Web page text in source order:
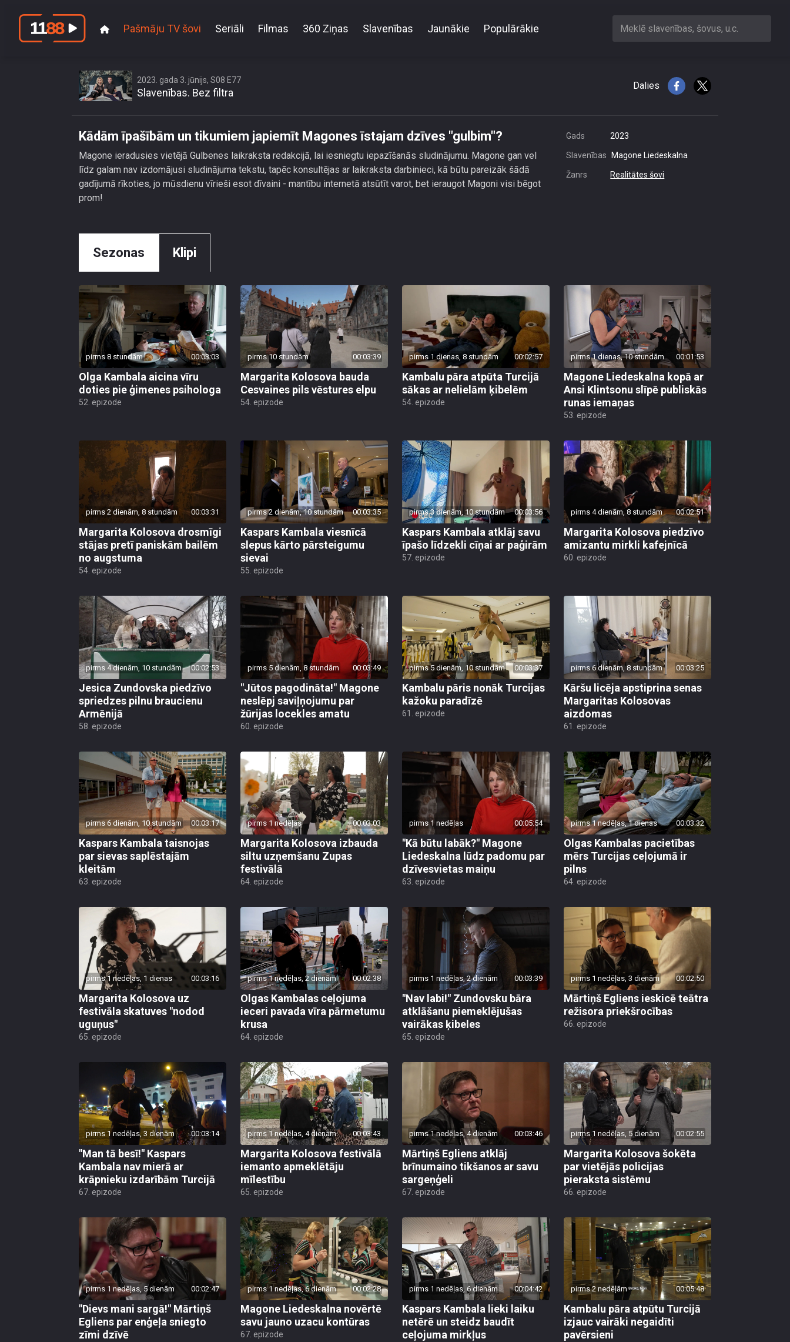
Pašmāju TV šovi Seriāli Filmas 360 Ziņas Slavenības Jaunākie Populārākie Meklē slavenības, šovus, u.c.
2023. gada 3. jūnijs, S08 E77
Slavenības. Bez filtra
Dalies
Kādām īpašībām un tikumiem japiemīt Magones īstajam dzīves "gulbim"?
Magone ieradusies vietējā Gulbenes laikraksta redakcijā, lai iesniegtu iepazīšanās sludinājumu. Magone gan vel
līdz galam nav izdomājusi sludinājuma tekstu, tapēc konsultējas ar laikraksta darbinieci, kā būtu pareizāk šādā
gadījumā rīkoties, jo mūsdienu vīrieši esot dīvaini - mantību internetā atsūtīt varot, bet ieraugot Magoni visi bēgot
prom!
Gads 2023
Slavenības Magone Liedeskalna
Žanrs Realitātes šovi
Sezonas Klipi
pirms 8 stundām 00:03:03
Olga Kambala aicina vīru
doties pie ģimenes psihologa
52. epizode
pirms 10 stundām 00:03:39
Margarita Kolosova bauda
Cesvaines pils vēstures elpu
54. epizode
pirms 1 dienas, 8 stundām 00:02:57
Kambalu pāra atpūta Turcijā
sākas ar nelielām ķibelēm
54. epizode
pirms 1 dienas, 10 stundām 00:01:53
Magone Liedeskalna kopā ar
Ansi Klintsonu slīpē publiskās
runas iemaņas
53. epizode
pirms 2 dienām, 8 stundām 00:03:31
Margarita Kolosova drosmīgi
stājas pretī paniskām bailēm
no augstuma
54. epizode
pirms 2 dienām, 10 stundām 00:03:35
Kaspars Kambala viesnīcā
slepus kārto pārsteigumu
sievai
55. epizode
pirms 3 dienām, 10 stundām 00:03:56
Kaspars Kambala atklāj savu
īpašo līdzekli cīņai ar paģirām
57. epizode
pirms 4 dienām, 8 stundām 00:02:51
Margarita Kolosova piedzīvo
amizantu mirkli kafejnīcā
60. epizode
pirms 4 dienām, 10 stundām 00:02:53
Jesica Zundovska piedzīvo
spriedzes pilnu braucienu
Armēnijā
58. epizode
pirms 5 dienām, 8 stundām 00:03:49
"Jūtos pagodināta!" Magone
neslēpj saviļņojumu par
žūrijas locekles amatu
60. epizode
pirms 5 dienām, 10 stundām 00:03:37
Kambalu pāris nonāk Turcijas
kažoku paradīzē
61. epizode
pirms 6 dienām, 8 stundām 00:03:25
Kāršu licēja apstiprina senas
Margaritas Kolosovas
aizdomas
61. epizode
pirms 6 dienām, 10 stundām 00:03:17
Kaspars Kambala taisnojas
par sievas saplēstajām
kleitām
63. epizode
pirms 1 nedēļas 00:03:03
Margarita Kolosova izbauda
siltu uzņemšanu Zupas
festivālā
64. epizode
pirms 1 nedēļas 00:05:54
"Kā būtu labāk?" Magone
Liedeskalna lūdz padomu par
dzīvesvietas maiņu
63. epizode
pirms 1 nedēļas, 1 dienas 00:03:32
Olgas Kambalas pacietības
mērs Turcijas ceļojumā ir
pilns
64. epizode
pirms 1 nedēļas, 1 dienas 00:03:16
Margarita Kolosova uz
festivāla skatuves "nodod
uguņus"
65. epizode
pirms 1 nedēļas, 2 dienām 00:02:38
Olgas Kambalas ceļojuma
ieceri pavada vīra pārmetumu
krusa
64. epizode
pirms 1 nedēļas, 2 dienām 00:03:39
"Nav labi!" Zundovsku bāra
atklāšanu piemeklējušas
vairākas ķibeles
65. epizode
pirms 1 nedēļas, 3 dienām 00:02:50
Mārtiņš Egliens ieskicē teātra
režisora priekšrocības
66. epizode
pirms 1 nedēļas, 3 dienām 00:03:14
"Man tā besī!" Kaspars
Kambala nav mierā ar
krāpnieku izdarībām Turcijā
67. epizode
pirms 1 nedēļas, 4 dienām 00:03:43
Margarita Kolosova festivālā
iemanto apmeklētāju
mīlestību
65. epizode
pirms 1 nedēļas, 4 dienām 00:03:46
Mārtiņš Egliens atklāj
brīnumaino tikšanos ar savu
sargeņģeli
67. epizode
pirms 1 nedēļas, 5 dienām 00:02:55
Margarita Kolosova šokēta
par vietējās policijas
pieraksta sistēmu
66. epizode
pirms 1 nedēļas, 5 dienām 00:02:47
"Dievs mani sargā!" Mārtiņš
Egliens par enģeļa sniegto
zīmi dzīvē
pirms 1 nedēļas, 6 dienām 00:02:28
Magone Liedeskalna novērtē
savu jauno uzacu kontūras
67. epizode
pirms 1 nedēļas, 6 dienām 00:04:42
Kaspars Kambala lieki laiku
netērē un steidz baudīt
ceļojuma mirkļus
pirms 2 nedēļām 00:05:48
Kambalu pāra atpūtu Turcijā
izjauc vairāki negaidīti
pavērsieni